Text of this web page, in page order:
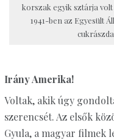
korszak egyik sztárja
1941-ben az Egyesült
Irány Amerika!
Voltak, akik úgy
szerencsét. Az elsők
Gyula, a magyar filmek